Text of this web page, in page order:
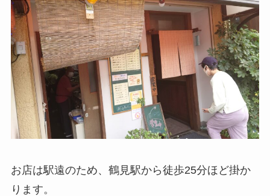
お店は駅遠のため、鶴見駅から徒歩25分ほど掛か
ります。